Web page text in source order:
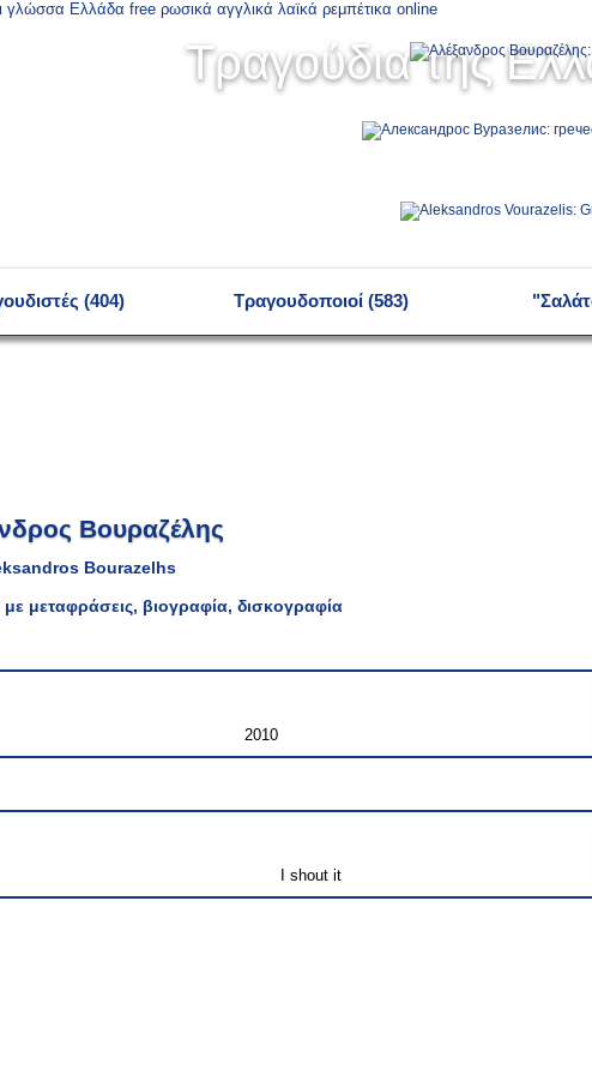
Τραγούδια της
(404) Τραγουδοποιοί (583)
Βουραζέλης
Bourazelhs
μεταφράσεις, βιογραφία, δισκογραφία
2010
I shout it